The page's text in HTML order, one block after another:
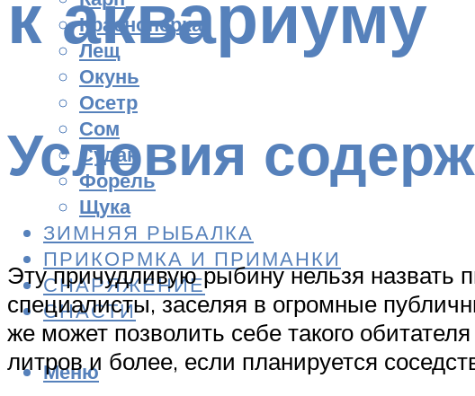
Красноперка
Лещ
Окунь
Осетр
Сом
Судак
Форель
Щука
ЗИМНЯЯ РЫБАЛКА
ПРИКОРМКА И ПРИМАНКИ
СНАРЯЖЕНИЕ
СНАСТИ
Меню
Условия
Эту причудливую рыбину нельзя
специалисты, заселяя в огромные
же может позволить себе такого
литров и более, если планируется